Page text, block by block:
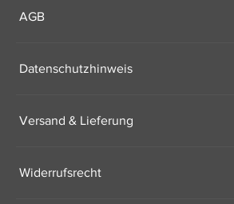
AGB
Datenschutzhinweis
Versand & Lieferung
Widerrufsrecht